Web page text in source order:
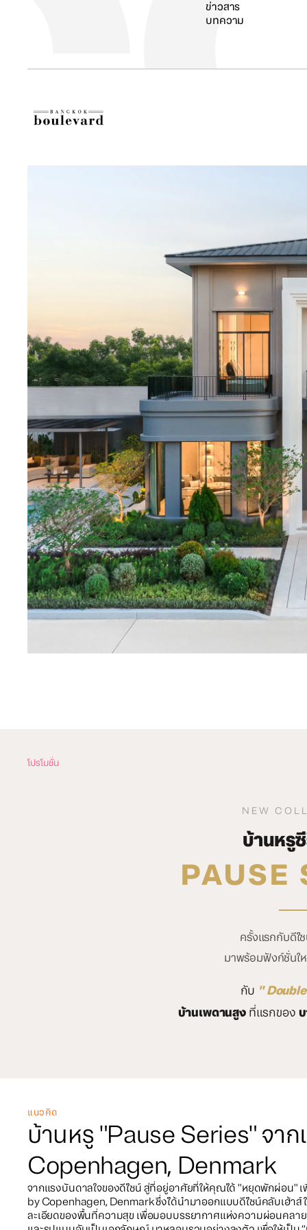
ข่าวสาร
บทความ
โปรโมชั่น
NEW
บ้านหรู
PAUSE
ครั้งแรกกับดีไ
มาพร้อมฟังก์ชั่นใ
กับ "
บ้านเพดานสูงที่แรกของ
แนวคิด
บ้านหรู "Pause Series" จาก
Copenhagen, Denmark
จากแรงบันดาลใจของดีไซน์ สู่ที่อยู่อาศัยที่ให้คุณได้ "หยุดพักผ่อน"
by Copenhagen, Denmark ซึ่งได้นำมาออกแบบดีไซน์คลับเฮ้าส์
ละเอียดของพื้นที่ความสุข เพื่อมอบบรรยากาศแห่งความผ่อนคลาย